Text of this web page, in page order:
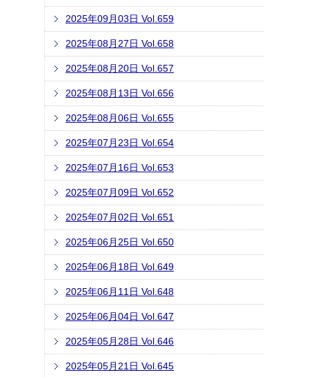
2025年09月03日 Vol.659
2025年08月27日 Vol.658
2025年08月20日 Vol.657
2025年08月13日 Vol.656
2025年08月06日 Vol.655
2025年07月23日 Vol.654
2025年07月16日 Vol.653
2025年07月09日 Vol.652
2025年07月02日 Vol.651
2025年06月25日 Vol.650
2025年06月18日 Vol.649
2025年06月11日 Vol.648
2025年06月04日 Vol.647
2025年05月28日 Vol.646
2025年05月21日 Vol.645